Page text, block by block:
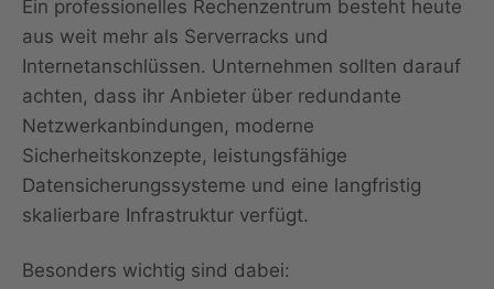
Ein professionelles Rechenzentrum besteht heute
aus weit mehr als Serverracks und
Internetanschlüssen. Unternehmen sollten darauf
achten, dass ihr Anbieter über redundante
Netzwerkanbindungen, moderne
Sicherheitskonzepte, leistungsfähige
Datensicherungssysteme und eine langfristig
skalierbare Infrastruktur verfügt.
Besonders wichtig sind dabei: